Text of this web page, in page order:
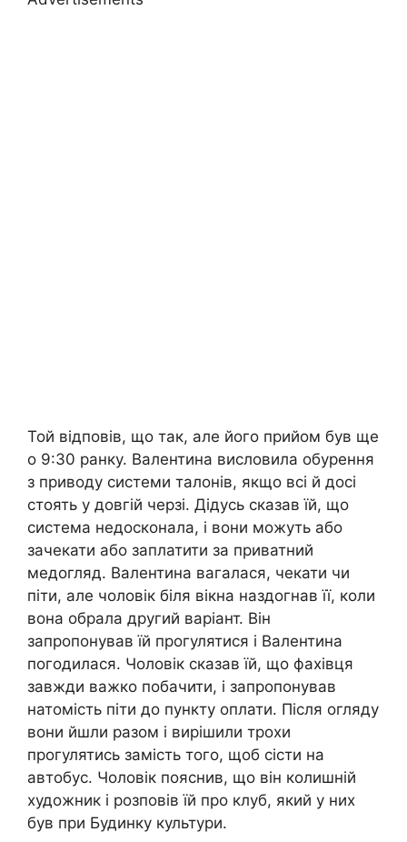
Той відповів, що так, але його прийом був ще
о 9:30 ранку. Валентина висловила обурення
з приводу системи талонів, якщо всі й досі
стоять у довгій черзі. Дідусь сказав їй, що
система недосконала, і вони можуть або
зачекати або заплатити за приватний
медогляд. Валентина вагалася, чекати чи
піти, але чоловік біля вікна наздогнав її, коли
вона обрала другий варіант. Він
запропонував їй прогулятися і Валентина
погодилася. Чоловік сказав їй, що фахівця
завжди важко побачити, і запропонував
натомість піти до пункту оплати. Після огляду
вони йшли разом і вирішили трохи
прогулятись замість того, щоб сісти на
автобус. Чоловік пояснив, що він колишній
художник і розповів їй про клуб, який у них
був при Будинку культури.